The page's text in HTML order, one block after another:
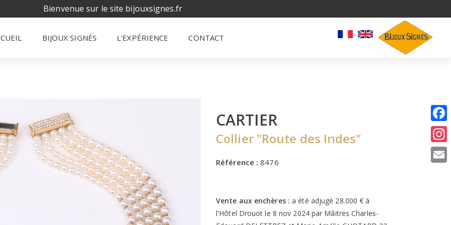
Bienvenue sur le site bijouxsignes.fr
BIJOUX SIGNÉS L'EXPÉRIENCE CONTACT
CARTIER
Collier "Route des Indes"
Référence :8476
Vente aux enchères :a été adjugé 28.000 € à
l'Hôtel Drouot le 8 nov 2024 par Mâitres Charles-